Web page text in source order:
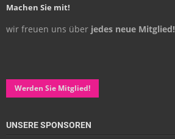
Machen Sie mit!
wir freuen uns über jedes neue Mitglied!
Werden Sie Mitglied!
UNSERE SPONSOREN